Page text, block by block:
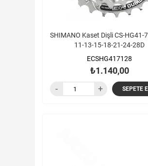
SHIMANO Kaset Dişli CS-HG41-
11-13-15-18-21-24-28D
ECSHG417128
₺1.140,00
SEPETE